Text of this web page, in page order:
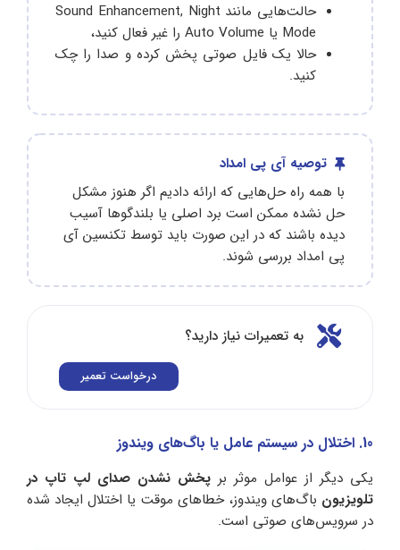
حالت‌هایی مانند Sound Enhancement, Night
Mode یا Auto Volume را غیر فعال کنید،
حالا یک فایل صوتی پخش کرده و صدا را چک
کنید.
توصیه آی پی امداد
با همه راه حل‌هایی که ارائه دادیم اگر هنوز مشکل
حل نشده ممکن است برد اصلی یا بلندگوها آسیب
دیده باشند که در این صورت باید توسط تکنسین آی
پی امداد بررسی شوند.
به تعمیرات نیاز دارید؟
درخواست تعمیر
10. اختلال در سیستم‌ عامل یا باگ‌های ویندوز
یکی دیگر از عوامل موثر بر پخش نشدن صدای لپ‌ تاپ در
تلویزیون باگ‌های ویندوز، خطاهای موقت یا اختلال ایجاد شده
در سرویس‌های صوتی است.